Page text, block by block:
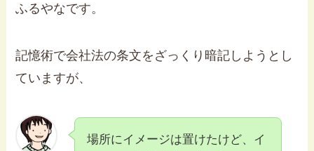
ふるやなです。
記憶術で会社法の条文をざっくり暗記しようとし
ていますが、
場所にイメージは置けたけど、イ